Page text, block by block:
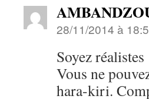
28/11/2014 à
Soyez
Vous ne
hara-kiri.